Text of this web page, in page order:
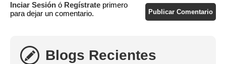
Publicar Comentario
Inciar Sesión ó Regístrate primero
para dejar un comentario.
Blogs Recientes